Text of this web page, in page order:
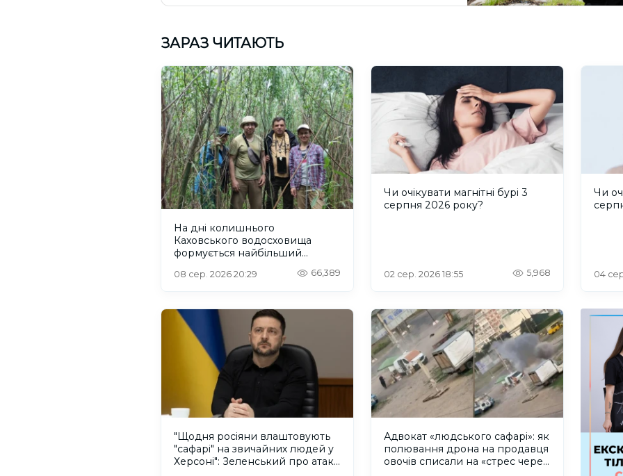
ЗАРАЗ ЧИТАЮТЬ
На дні колишнього
Каховського водосховища
формується найбільший
08 сер. 2026 20:29 66,389
Чи очікувати магнітні бурі 3
серпня 2026 року?
02 сер. 2026 18:55 5,968
Чи
04
"Щодня росіяни влаштовують
"сафарі" на звичайних людей у
Херсоні": Зеленський про атаку
Адвокат «людського сафарі»: як
полювання дрона на продавця
овочів списали на «стрес через